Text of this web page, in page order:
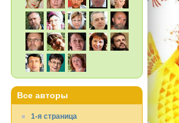
Все авторы
1-я страница